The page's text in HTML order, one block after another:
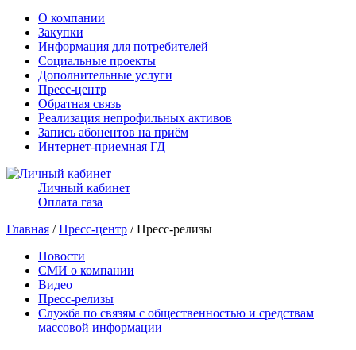
О компании
Закупки
Информация для потребителей
Социальные проекты
Дополнительные услуги
Пресс-центр
Обратная связь
Реализация непрофильных активов
Запись абонентов на приём
Интернет-приемная ГД
Личный кабинет
Оплата газа
Главная /Пресс-центр / Пресс-релизы
Новости
СМИ о компании
Видео
Пресс-релизы
Служба по связям с общественностью и средствам
массовой информации